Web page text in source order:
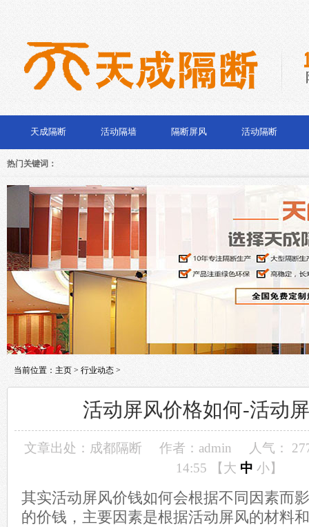
天成隔断 活动隔墙 隔断屏风 活动隔断
热门关键词：
当前位置：主页 > 行业动态 >
活动屏风价格如何-活动
文章出处： 成都隔断 作者：admin 人气：
14:55 【大 中 小】
其实活动屏风价钱如何会根据不同因素而
的价钱，主要因素是根据活动屏风的材料